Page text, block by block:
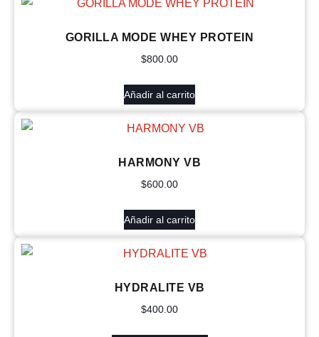
GORILLA MODE WHEY PROTEIN
$800.00
Añadir al carrito
HARMONY VB
$600.00
Añadir al carrito
HYDRALITE VB
$400.00